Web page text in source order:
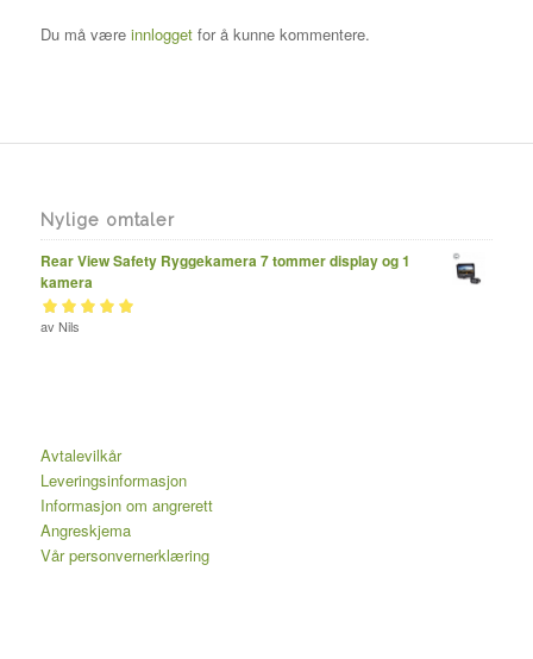
Du må være innloggetfor å kunne kommentere.
Nylige omtaler
Rear View Safety Ryggekamera 7 tommer display og 1
kamera
Vurdert
av Nils
Avtalevilkår
Leveringsinformasjon
Informasjon om angrerett
Angreskjema
Vår personvernerklæring